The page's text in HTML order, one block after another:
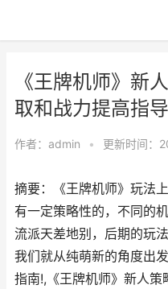
《王牌机师》新
取和战力提高指
作者： admin • 更新时间：
摘要：《王牌机师》玩法
有一定策略性的，不同的
流派天差地别，后期的玩
我们就从纯萌新的角度出
指南!,《王牌机师》新人